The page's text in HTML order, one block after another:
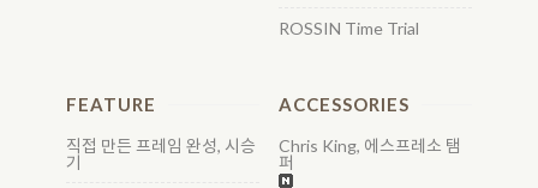
ROSSIN Time Trial
FEATURE
직접 만든 프레임 완성, 시승
기
ACCESSORIES
Chris King, 에스프레소 탬
퍼